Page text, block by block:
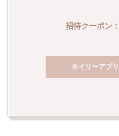
招待クーポン
ネイリーアプ